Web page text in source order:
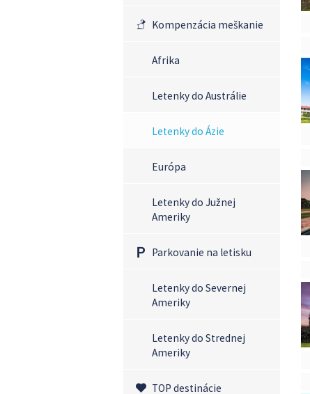
Kompenzácia meškanie
Afrika
Letenky do Austrálie
Letenky do Ázie
Európa
Letenky do Južnej
Ameriky
Parkovanie na letisku
Letenky do Severnej
Ameriky
Letenky do Strednej
Ameriky
TOP destinácie